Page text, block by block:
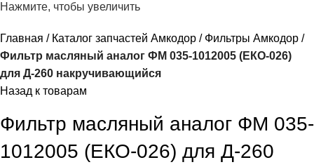
Нажмите, чтобы увеличить
Главная Каталог запчастей Амкодор
Фильтры Амкодор
Фильтр масляный аналог ФМ 035-1012005 (ЕКО-026)
для Д-260 накручивающийся
Назад к товарам
Фильтр масляный аналог ФМ 035-
1012005 (ЕКО-026) для Д-260